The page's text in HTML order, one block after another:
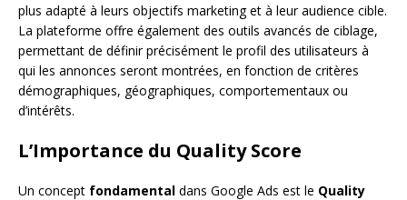
plus adapté à leurs objectifs marketing et à leur audience cible.
La plateforme offre également des outils avancés de ciblage,
permettant de définir précisément le profil des utilisateurs à
qui les annonces seront montrées, en fonction de critères
démographiques, géographiques, comportementaux ou
d’intérêts.
L’Importance du Quality Score
Un concept fondamental dans Google Ads est le Quality